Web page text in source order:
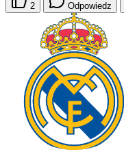
2 Odpowiedz